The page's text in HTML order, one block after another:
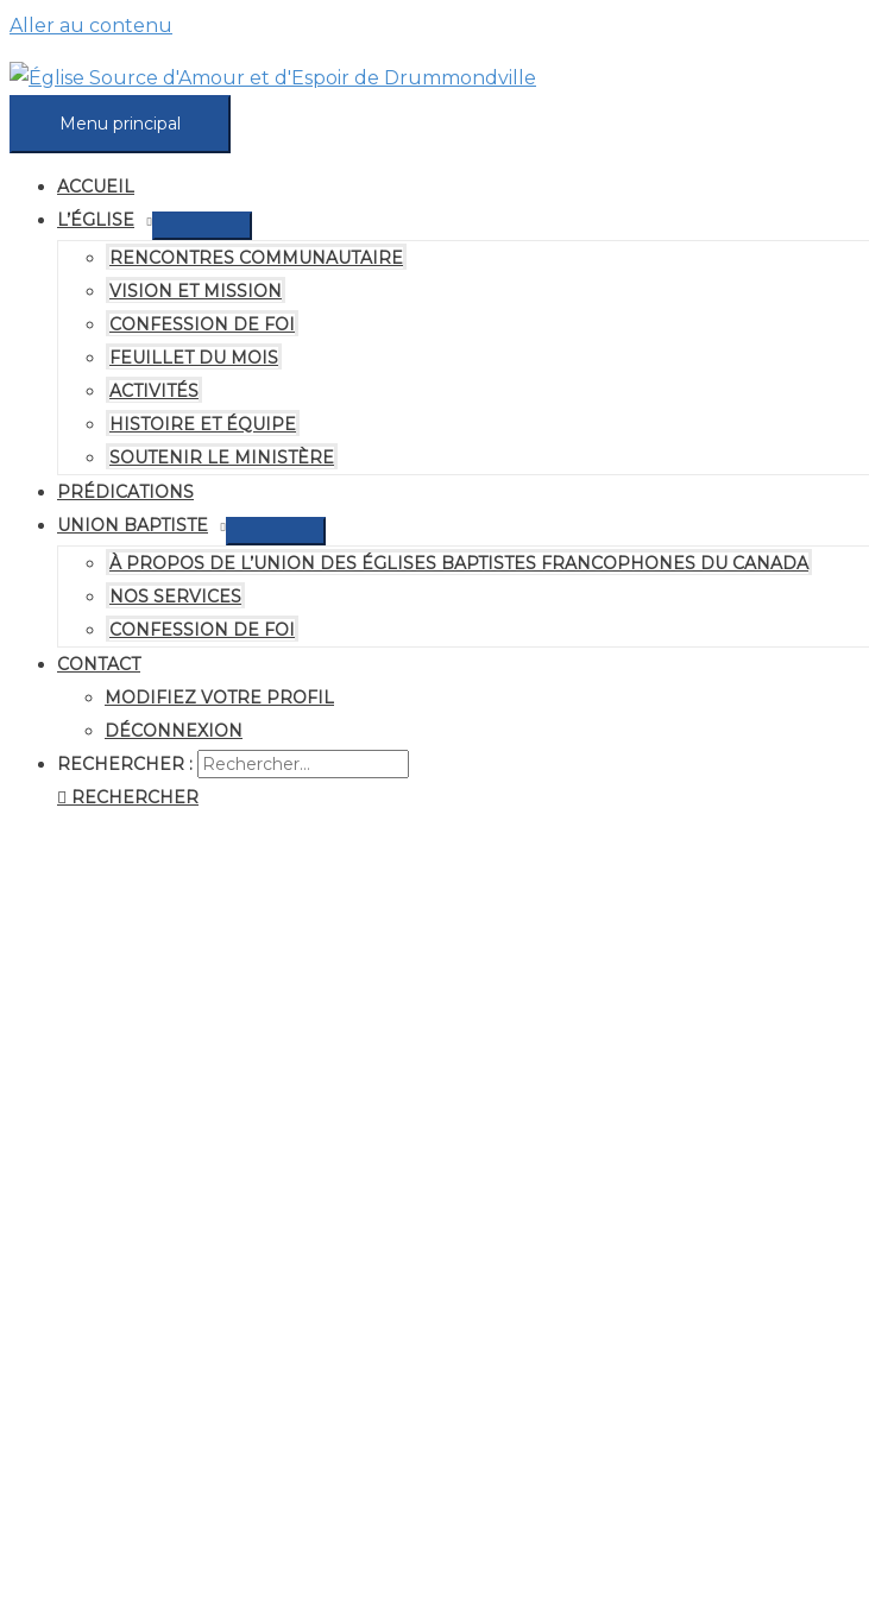
Aller au contenu
Menu principal
ACCUEIL
L’ÉGLISE
RENCONTRES COMMUNAUTAIRE
VISION ET MISSION
CONFESSION DE FOI
FEUILLET DU MOIS
ACTIVITÉS
HISTOIRE ET ÉQUIPE
SOUTENIR LE MINISTÈRE
PRÉDICATIONS
UNION BAPTISTE
À PROPOS DE L’UNION DES ÉGLISES BAPTISTES FRANCOPHONES DU CANADA
NOS SERVICES
CONFESSION DE FOI
CONTACT
MODIFIEZ VOTRE PROFIL
DÉCONNEXION
RECHERCHER :
RECHERCHER